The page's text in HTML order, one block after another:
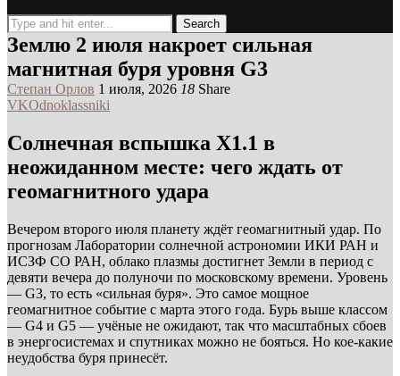
Search
Землю 2 июля накроет сильная
магнитная буря уровня G3
Степан Орлов 1 июля, 2026 18 Share
VKOdnoklassniki
Солнечная вспышка X1.1 в
неожиданном месте: чего ждать от
геомагнитного удара
Вечером второго июля планету ждёт геомагнитный удар. По
прогнозам Лаборатории солнечной астрономии ИКИ РАН и
ИСЗФ СО РАН, облако плазмы достигнет Земли в период с
девяти вечера до полуночи по московскому времени. Уровень
— G3, то есть «сильная буря». Это самое мощное
геомагнитное событие с марта этого года. Бурь выше классом
— G4 и G5 — учёные не ожидают, так что масштабных сбоев
в энергосистемах и спутниках можно не бояться. Но кое-какие
неудобства буря принесёт.